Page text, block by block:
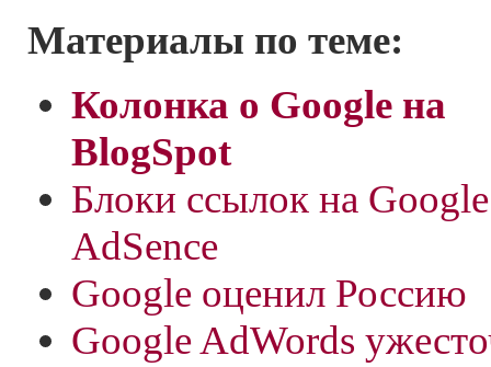
Материалы по теме:
Колонка о Google на
BlogSpot
Блоки ссылок на Google
AdSence
Google оценил Россию
Google AdWords